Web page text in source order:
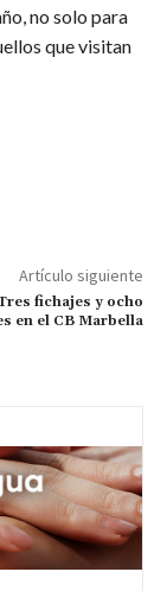
no solo para
que visitan
Artículo siguiente
fichajes y ocho
en el CB Marbella